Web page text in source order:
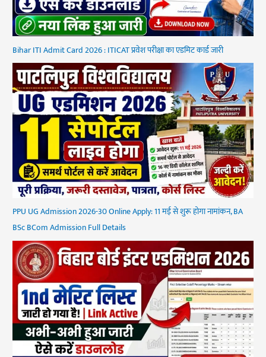
Bihar ITI Admit Card 2026 : ITICAT प्रवेश परीक्षा का एडमिट कार्ड जारी
PPU UG Admission 2026-30 Online Apply: 11 मई से शुरू होगा नामांकन, BA
BSc BCom Admission Full Details